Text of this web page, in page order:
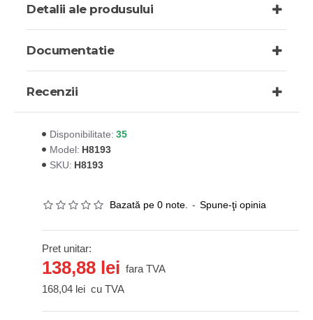
Detalii ale produsului
Documentatie
Recenzii
Disponibilitate: 35
Model: H8193
SKU: H8193
Bazată pe 0 note. - Spune-ţi opinia
Pret unitar:
138,88 lei fara TVA
168,04 lei cu TVA